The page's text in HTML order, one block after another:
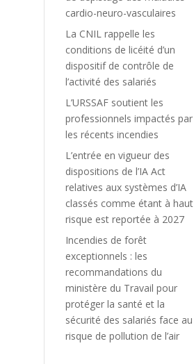
cardio-neuro-vasculaires
La CNIL rappelle les
conditions de licéité d’un
dispositif de contrôle de
l’activité des salariés
L’URSSAF soutient les
professionnels impactés par
les récents incendies
L’entrée en vigueur des
dispositions de l’IA Act
relatives aux systèmes d’IA
classés comme étant à haut
risque est reportée à 2027
Incendies de forêt
exceptionnels : les
recommandations du
ministère du Travail pour
protéger la santé et la
sécurité des salariés face au
risque de pollution de l’air